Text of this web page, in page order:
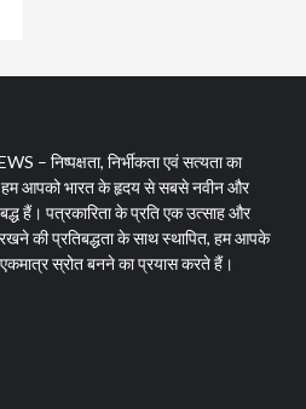
– निष्पक्षता, निर्भीकता एवं सत्यता का
आपको भारत के हृदय से सबसे नवीन और
हैं। पत्रकारिता के प्रति एक उत्साह और
की प्रतिबद्धता के साथ स्थापित, हम आपके
स्रोत बनने का प्रयास करते हैं।